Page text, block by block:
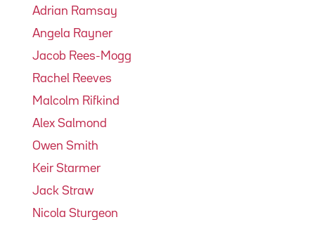
Adrian Ramsay
Angela Rayner
Jacob Rees-Mogg
Rachel Reeves
Malcolm Rifkind
Alex Salmond
Owen Smith
Keir Starmer
Jack Straw
Nicola Sturgeon